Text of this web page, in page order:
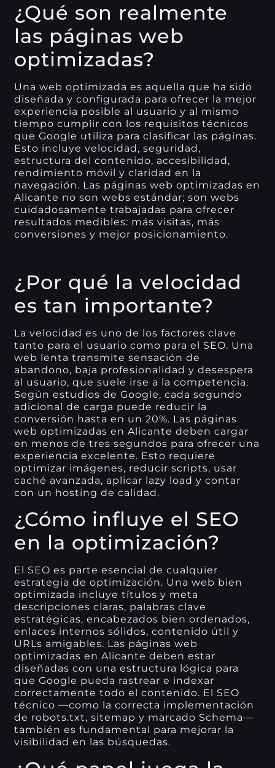
¿Qué son realmente
las páginas web
optimizadas?
Una web optimizada es aquella que ha sido
diseñada y configurada para ofrecer la mejor
experiencia posible al usuario y al mismo
tiempo cumplir con los requisitos técnicos
que Google utiliza para clasificar las páginas.
Esto incluye velocidad, seguridad,
estructura del contenido, accesibilidad,
rendimiento móvil y claridad en la
navegación. Las páginas web optimizadas en
Alicante no son webs estándar; son webs
cuidadosamente trabajadas para ofrecer
resultados medibles: más visitas, más
conversiones y mejor posicionamiento.
¿Por qué la velocidad
es tan importante?
La velocidad es uno de los factores clave
tanto para el usuario como para el SEO. Una
web lenta transmite sensación de
abandono, baja profesionalidad y desespera
al usuario, que suele irse a la competencia.
Según estudios de Google, cada segundo
adicional de carga puede reducir la
conversión hasta en un 20%. Las páginas
web optimizadas en Alicante deben cargar
en menos de tres segundos para ofrecer una
experiencia excelente. Esto requiere
optimizar imágenes, reducir scripts, usar
caché avanzada, aplicar lazy load y contar
con un hosting de calidad.
¿Cómo influye el SEO
en la optimización?
El SEO es parte esencial de cualquier
estrategia de optimización. Una web bien
optimizada incluye títulos y meta
descripciones claras, palabras clave
estratégicas, encabezados bien ordenados,
enlaces internos sólidos, contenido útil y
URLs amigables. Las páginas web
optimizadas en Alicante deben estar
diseñadas con una estructura lógica para
que Google pueda rastrear e indexar
correctamente todo el contenido. El SEO
técnico —como la correcta implementación
de robots.txt, sitemap y marcado Schema—
también es fundamental para mejorar la
visibilidad en las búsquedas.